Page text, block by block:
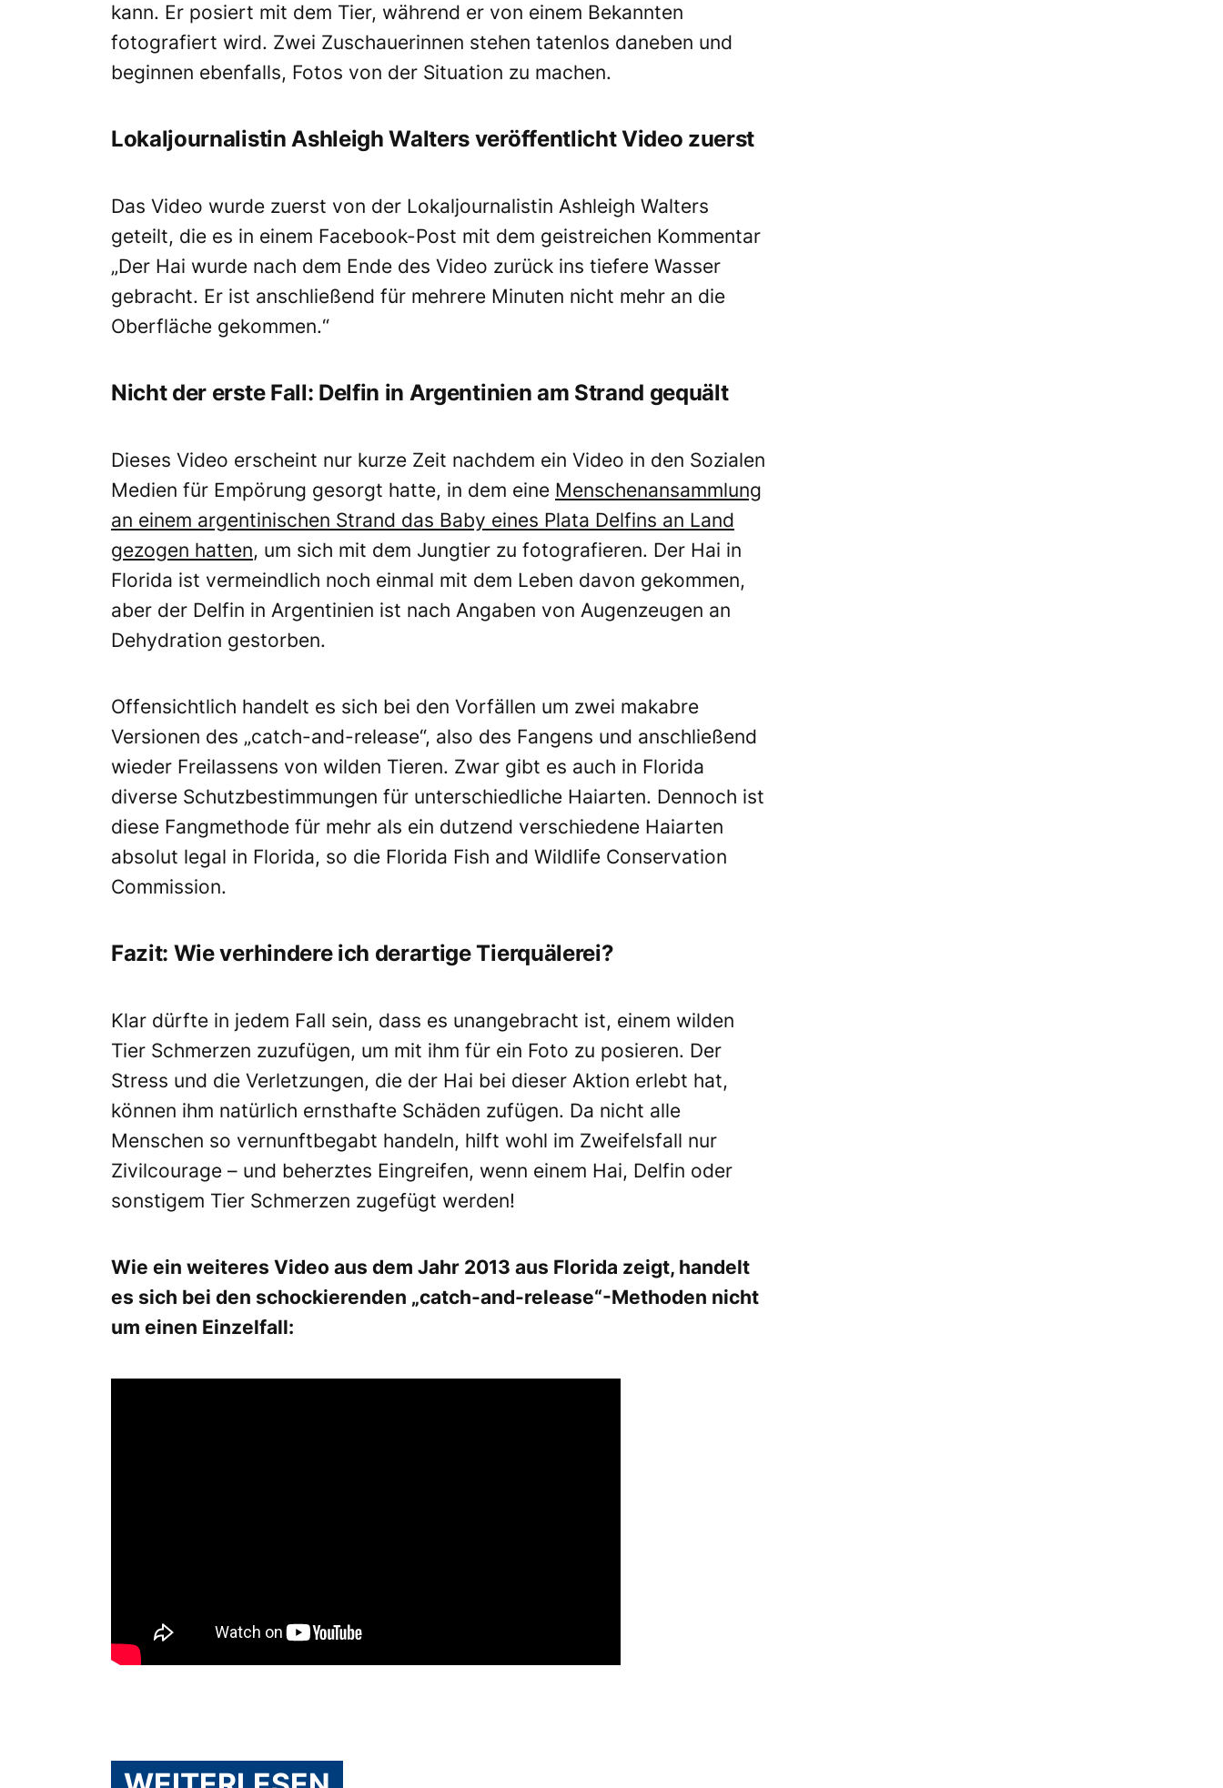
kann. Er posiert mit dem Tier, während er von einem Bekannten
fotografiert wird. Zwei Zuschauerinnen stehen tatenlos daneben und
beginnen ebenfalls, Fotos von der Situation zu machen.
Lokaljournalistin Ashleigh Walters veröffentlicht Video zuerst
Das Video wurde zuerst von der Lokaljournalistin Ashleigh Walters
geteilt, die es in einem Facebook-Post mit dem geistreichen Kommentar
„Der Hai wurde nach dem Ende des Video zurück ins tiefere Wasser
gebracht. Er ist anschließend für mehrere Minuten nicht mehr an die
Oberfläche gekommen.“
Nicht der erste Fall: Delfin in Argentinien am Strand gequält
Dieses Video erscheint nur kurze Zeit nachdem ein Video in den Sozialen
Medien für Empörung gesorgt hatte, in dem eine Menschenansammlung
an einem argentinischen Strand das Baby eines Plata Delfins an Land
gezogen hatten, um sich mit dem Jungtier zu fotografieren. Der Hai in
Florida ist vermeindlich noch einmal mit dem Leben davon gekommen,
aber der Delfin in Argentinien ist nach Angaben von Augenzeugen an
Dehydration gestorben.
Offensichtlich handelt es sich bei den Vorfällen um zwei makabre
Versionen des „catch-and-release“, also des Fangens und anschließend
wieder Freilassens von wilden Tieren. Zwar gibt es auch in Florida
diverse Schutzbestimmungen für unterschiedliche Haiarten. Dennoch ist
diese Fangmethode für mehr als ein dutzend verschiedene Haiarten
absolut legal in Florida, so die Florida Fish and Wildlife Conservation
Commission.
Fazit: Wie verhindere ich derartige Tierquälerei?
Klar dürfte in jedem Fall sein, dass es unangebracht ist, einem wilden
Tier Schmerzen zuzufügen, um mit ihm für ein Foto zu posieren. Der
Stress und die Verletzungen, die der Hai bei dieser Aktion erlebt hat,
können ihm natürlich ernsthafte Schäden zufügen. Da nicht alle
Menschen so vernunftbegabt handeln, hilft wohl im Zweifelsfall nur
Zivilcourage – und beherztes Eingreifen, wenn einem Hai, Delfin oder
sonstigem Tier Schmerzen zugefügt werden!
Wie ein weiteres Video aus dem Jahr 2013 aus Florida zeigt, handelt
es sich bei den schockierenden „catch-and-release“-Methoden nicht
um einen Einzelfall: